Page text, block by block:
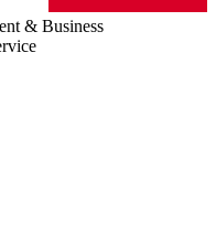
& Business